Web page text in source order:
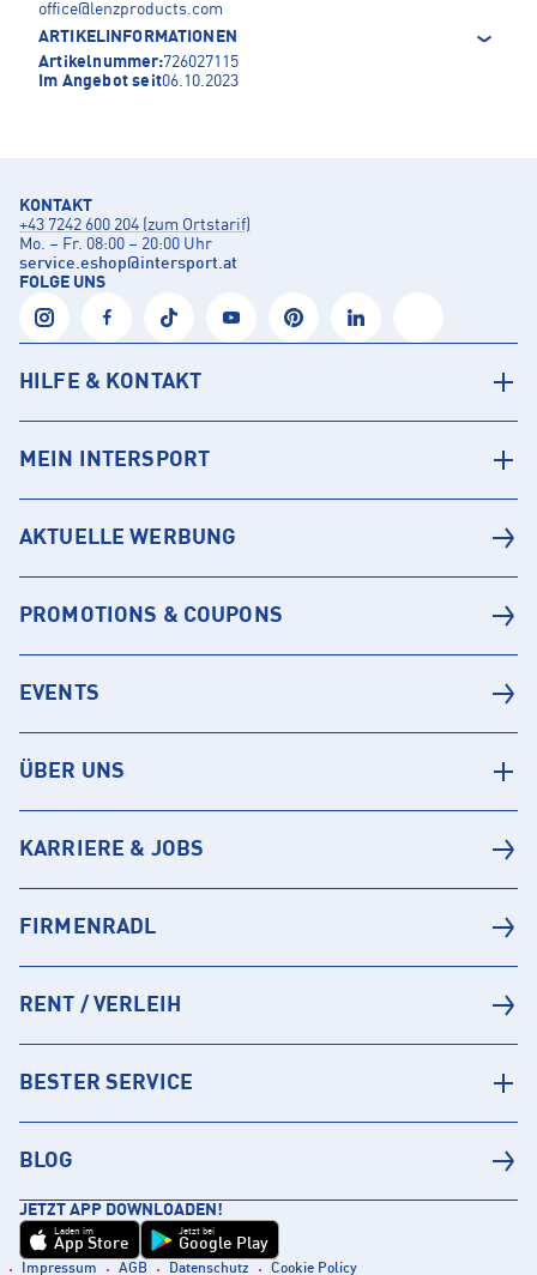
office@lenzproducts.com
ARTIKELINFORMATIONEN
Artikelnummer:726027115
Im Angebot seit06.10.2023
KONTAKT
+43 7242 600 204 (zum Ortstarif)
Mo. – Fr. 08:00 – 20:00 Uhr
service.eshop@intersport.at
FOLGE UNS
HILFE & KONTAKT
MEIN INTERSPORT
AKTUELLE WERBUNG
PROMOTIONS & COUPONS
EVENTS
ÜBER UNS
KARRIERE & JOBS
FIRMENRADL
RENT / VERLEIH
BESTER SERVICE
BLOG
JETZT APP DOWNLOADEN!
Laden im
App Store
Jetzt bei
Google Play
Impressum AGB Datenschutz Cookie Policy